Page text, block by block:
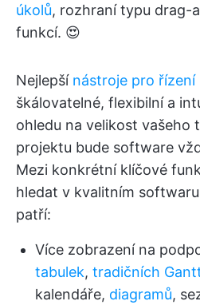
úkolů, rozhraní typu drag-
funkcí. 😍
Nejlepší nástroje pro řízení
škálovatelné, flexibilní a
ohledu na velikost vašeho
projektu bude software
Mezi konkrétní klíčové
hledat v kvalitním
patří:
Více zobrazení na
tabulek, tradičních
kalendáře, diagramů,